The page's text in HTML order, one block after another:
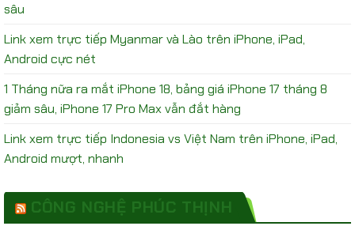
sâu
Link xem trực tiếp Myanmar và Lào trên iPhone, iPad,
Android cực nét
1 Tháng nữa ra mắt iPhone 18, bảng giá iPhone 17 tháng 8
giảm sâu, iPhone 17 Pro Max vẫn đắt hàng
Link xem trực tiếp Indonesia vs Việt Nam trên iPhone, iPad,
Android mượt, nhanh
CÔNG NGHỆ PHÚC THỊNH